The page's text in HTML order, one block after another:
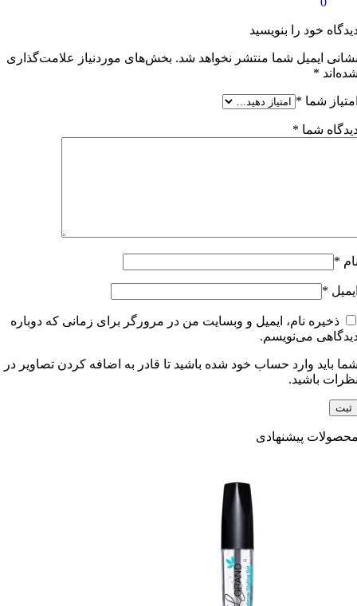
خود را بنویسید
ایمیل شما منتشر نخواهد شد. بخش‌های موردنیاز علامت‌گذاری
*
شما *
شما *
*
*
ذخیره نام، ایمیل و وبسایت من در مرورگر برای زمانی که دوباره
می‌نویسم.
باید وارد حساب خود شده باشید تا قادر به اضافه کردن تصاویر در
باشید.
پیشنهادی